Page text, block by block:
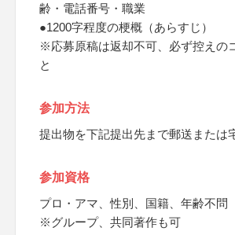
齢・電話番号・職業
●1200字程度の梗概（あらすじ）
※応募原稿は返却不可、必ず控えの
と
参加方法
提出物を下記提出先まで郵送または
参加資格
プロ・アマ、性別、国籍、年齢不問
※グループ、共同著作も可